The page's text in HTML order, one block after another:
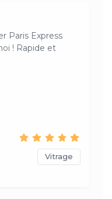
Paris Express
! Rapide et
Vitrage